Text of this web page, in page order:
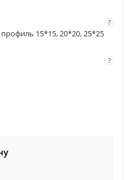
?
профиль 15*15, 20*20, 25*25
?